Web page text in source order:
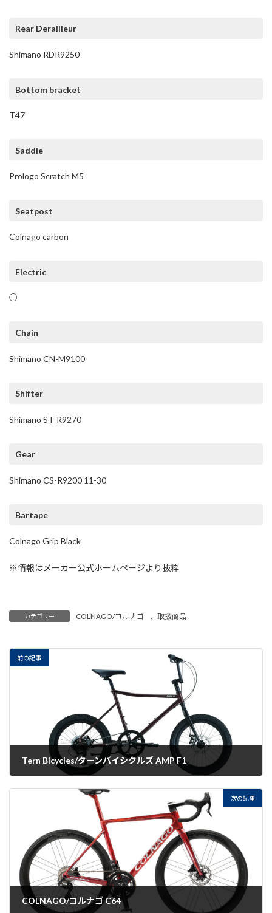
Rear Derailleur
Shimano RDR9250
Bottom bracket
T47
Saddle
Prologo Scratch M5
Seatpost
Colnago carbon
Electric
○
Chain
Shimano CN-M9100
Shifter
Shimano ST-R9270
Gear
Shimano CS-R9200 11-30
Bartape
Colnago Grip Black
※情報はメーカー公式ホームページより抜粋
カテゴリー COLNAGO/コルナゴ 、 取扱商品
前の記事
Tern Bicycles/ターンバイシクルズ AMP F1
2022-08-30
次の記事
COLNAGO/コルナゴ C64